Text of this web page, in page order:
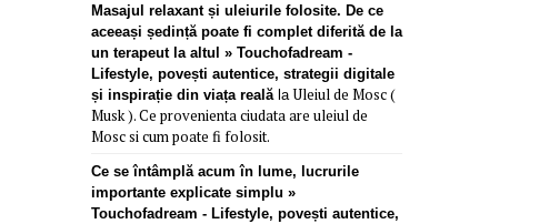
Masajul relaxant și uleiurile folosite. De ce
aceeași ședință poate fi complet diferită de la
un terapeut la altul » Touchofadream -
Lifestyle, povești autentice, strategii digitale
și inspirație din viața reală laUleiul de Mosc (
Musk ). Ce provenienta ciudata are uleiul de
Mosc si cum poate fi folosit.
Ce se întâmplă acum în lume, lucrurile
importante explicate simplu »
Touchofadream - Lifestyle, povești autentice,